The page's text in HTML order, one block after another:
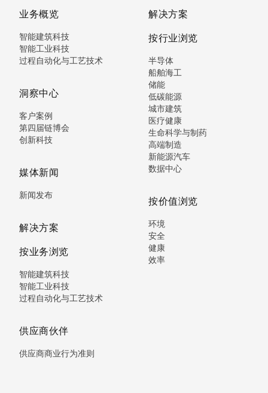
业务概览
智能建筑科技
智能工业科技
过程自动化与工艺技术
洞察中心
客户案例
第四届链博会
创新科技
媒体新闻
新闻发布
解决方案
按业务浏览
智能建筑科技
智能工业科技
过程自动化与工艺技术
供应商伙伴
供应商商业行为准则
解决方案
按行业浏览
半导体
船舶海工
储能
低碳能源
城市建筑
医疗健康
生命科学与制药
高端制造
新能源汽车
数据中心
按价值浏览
环境
安全
健康
效率